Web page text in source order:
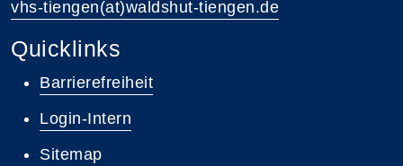
vhs-tiengen(at)waldshut-tiengen.de
Quicklinks
Barrierefreiheit
Login-Intern
Sitemap